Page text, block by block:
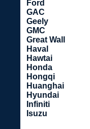
Ford
GAC
Geely
GMC
Great Wall
Haval
Hawtai
Honda
Hongqi
Huanghai
Hyundai
Infiniti
Isuzu